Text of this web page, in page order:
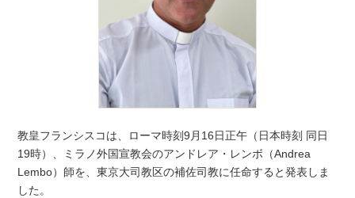
教皇フランシスコは、ローマ時刻9月16日正午（日本時刻 同日
19時）、ミラノ外国宣教会のアンドレア・レンボ（Andrea
Lembo）師を、東京大司教区の補佐司教に任命すると発表しま
した。